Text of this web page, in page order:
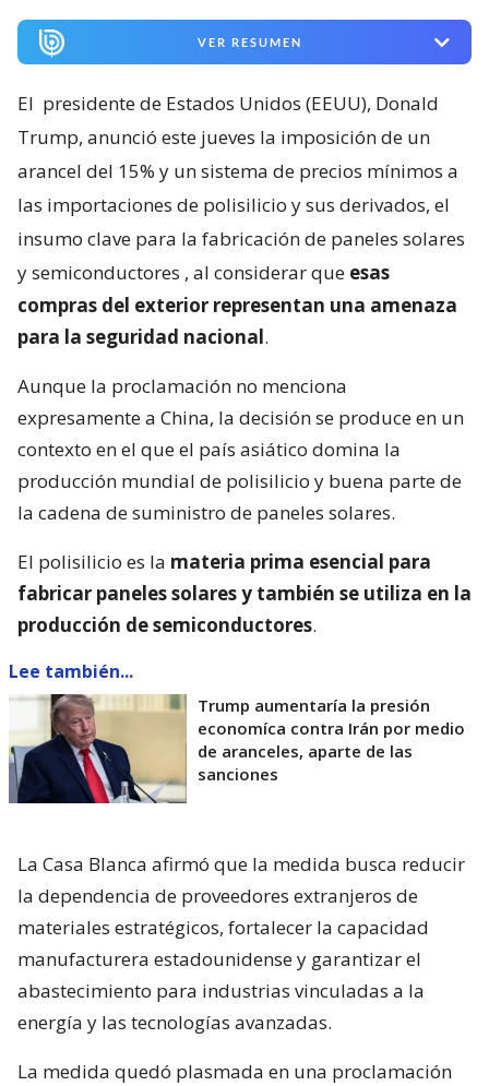
VER RESUMEN
El presidente de Estados Unidos (EEUU), Donald
Trump, anunció este jueves la imposición de un
arancel del 15% y un sistema de precios mínimos a
las importaciones de polisilicio y sus derivados, el
insumo clave para la fabricación de paneles solares
y semiconductores , al considerar que esas
compras del exterior representan una amenaza
para la seguridad nacional.
Aunque la proclamación no menciona
expresamente a China, la decisión se produce en un
contexto en el que el país asiático domina la
producción mundial de polisilicio y buena parte de
la cadena de suministro de paneles solares.
El polisilicio es la materia prima esencial para
fabricar paneles solares y también se utiliza en la
producción de semiconductores.
Lee también...
Trump aumentaría la presión
economíca contra Irán por medio
de aranceles, aparte de las
sanciones
La Casa Blanca afirmó que la medida busca reducir
la dependencia de proveedores extranjeros de
materiales estratégicos, fortalecer la capacidad
manufacturera estadounidense y garantizar el
abastecimiento para industrias vinculadas a la
energía y las tecnologías avanzadas.
La medida quedó plasmada en una proclamación